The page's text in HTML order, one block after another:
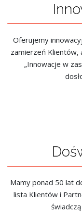
Oferujemy
zamierzeń Klientów,
„Innowacje w
Mamy ponad 50 lat
lista Klientów i